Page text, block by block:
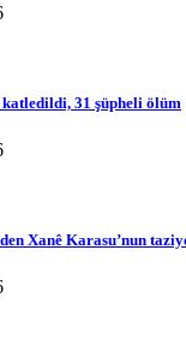
katledildi, 31 şüpheli ölüm
Xanê Karasu’nun